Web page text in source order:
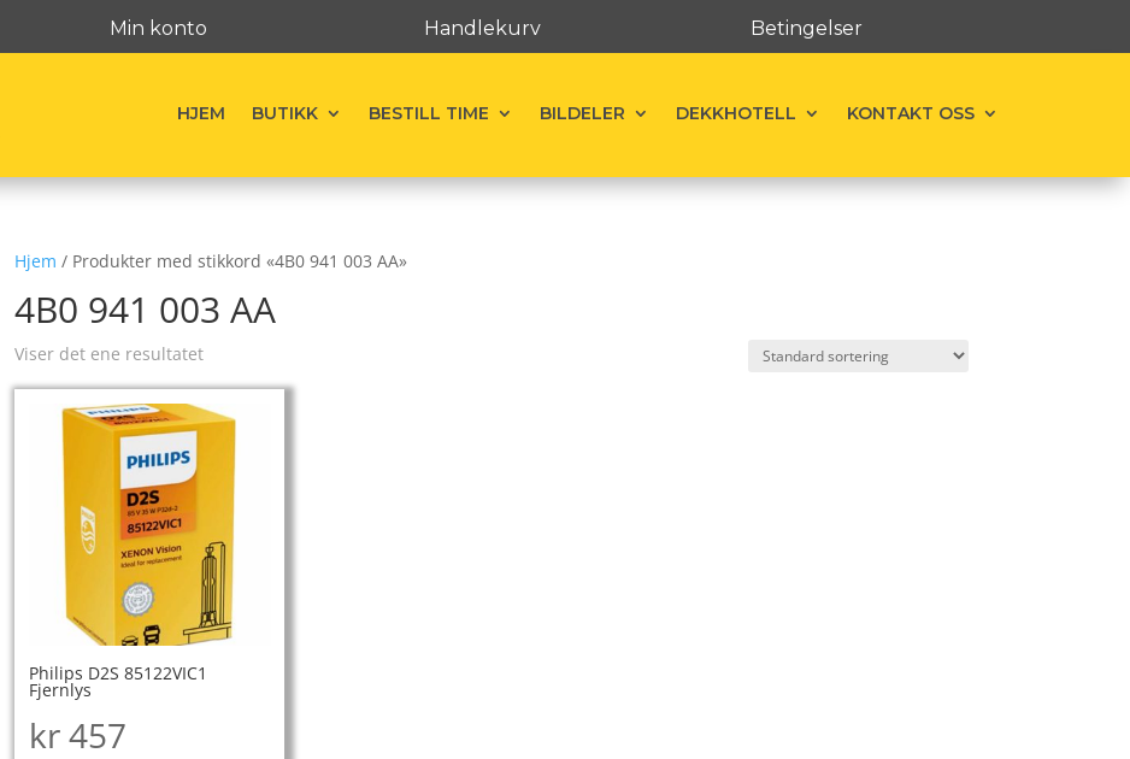
Min konto Handlekurv Betingelser
HJEM BUTIKK BESTILL TIME BILDELER DEKKHOTELL KONTAKT OSS
Hjem / Produkter med stikkord «4B0 941 003 AA»
4B0 941 003 AA
Viser det ene resultatet
Philips D2S 85122VIC1
Fjernlys
kr457